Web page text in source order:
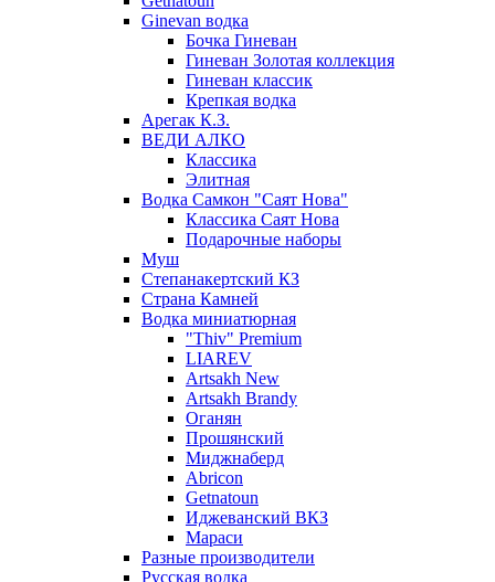
Ginevan водка
Бочка Гиневан
Гиневан Золотая коллекция
Гиневан классик
Крепкая водка
Арегак К.З.
ВЕДИ АЛКО
Классика
Элитная
Водка Самкон "Саят Нова"
Классика Саят Нова
Подарочные наборы
Муш
Степанакертский КЗ
Страна Камней
Водка миниатюрная
"Thiv" Premium
LIAREV
Artsakh New
Artsakh Brandy
Оганян
Прошянский
Миджнаберд
Abricon
Getnatoun
Иджеванский ВКЗ
Мараси
Разные производители
Русская водка